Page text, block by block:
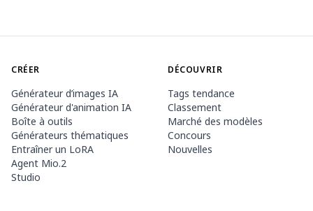
CRÉER
Générateur d’images IA
Générateur d'animation IA
Boîte à outils
Générateurs thématiques
Entraîner un LoRA
Agent Mio.2
Studio
DÉCOUVRIR
Tags tendance
Classement
Marché des modèles
Concours
Nouvelles